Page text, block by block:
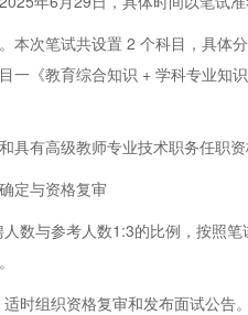
本次笔试共设置 2 个科目，具体
一《教育综合知识 + 学科专业知
具有高级教师专业技术职务任职资
确定与资格复审
数与参考人数1:3的比例，按照
时组织资格复审和发布面试公告